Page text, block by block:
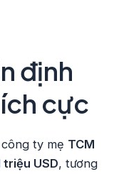
định
cực
ty mẹ TCM
triệu USD, tương